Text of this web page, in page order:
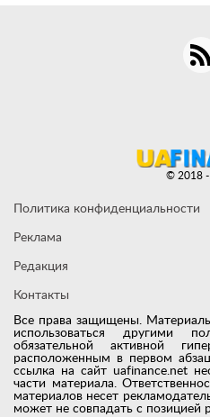
Все права защищены.
использоваться другими
обязательной активной
расположенным в первом
ссылка на сайт uafinance.net
части материала.
материалов несет
может не совпадать с позицией
Политика конфиденциальности
Реклама
Редакция
Контакты
© 2018 -